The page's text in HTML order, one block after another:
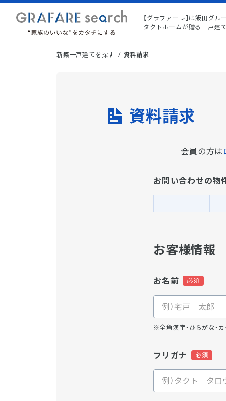
【グラファーレ】は飯田グ
タクトホームが贈る一戸建
新築一戸建てを探す 資料請求
資料請求
会員の方は
お問い合わせの物
お客様情報
お名前
※全角漢字・ひらがな・
フリガナ